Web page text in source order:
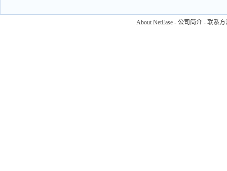
About NetEase - 公司简介 - 联系方